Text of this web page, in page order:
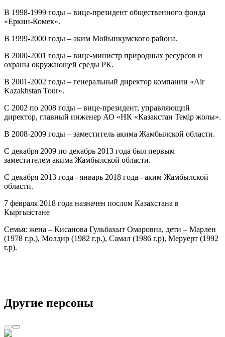
В 1998-1999 годы – вице-президент общественного фонда
«Еркин-Комек».
В 1999-2000 годы – аким Мойынкумского района.
В 2000-2001 годы – вице-министр природных ресурсов и
охраны окружающей среды РК.
В 2001-2002 годы – генеральный директор компании «Air
Kazakhstan Tour».
С 2002 по 2008 годы – вице-президент, управляющий
директор, главный инженер АО «НК «Казакстан Темiр жолы».
В 2008-2009 годы – заместитель акима Жамбылской области.
С декабря 2009 по декабрь 2013 года был первым
заместителем акима Жамбылской области.
С декабря 2013 года - январь 2018 года - аким Жамбылской
области.
7 февраля 2018 года назначен послом Казахстана в
Кыргызстане
Семья: жена – Кисанова Гульбахыт Омаровна, дети – Марлен
(1978 г.р.), Молдир (1982 г.р.), Самал (1986 г.р), Меруерт (1992
г.р).
Другие персоны